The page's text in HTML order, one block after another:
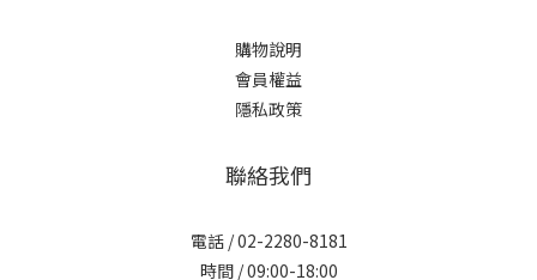
購物說明
會員權益
隱私政策
聯絡我們
電話 / 02-2280-8181
時間 / 09:00-18:00